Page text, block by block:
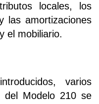
locales, los
las amortizaciones
el mobiliario.
varios
del Modelo 210 se